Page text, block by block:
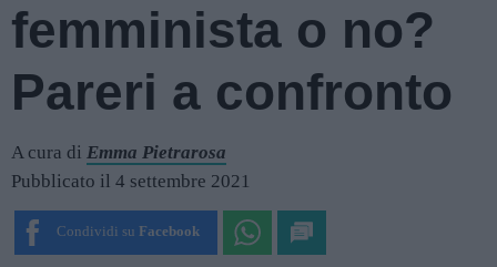
femminista o no?
Pareri a confronto
A cura di Emma Pietrarosa
Pubblicato il 4 settembre 2021
Condividi su Facebook